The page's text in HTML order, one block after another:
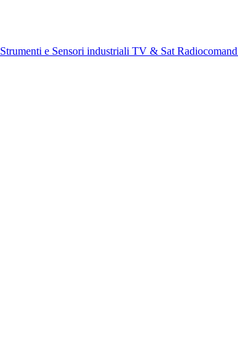
Strumenti e Sensori industriali TV & Sat